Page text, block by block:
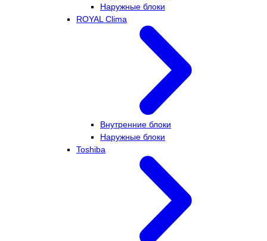
Наружные блоки
ROYAL Clima
Внутренние блоки
Наружные блоки
Toshiba